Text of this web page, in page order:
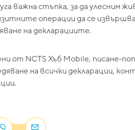
важна стъпка, за да улесним
операции да се
на декларациите.
от NCTS Хъб Mobile, писане-
на всички декларации,